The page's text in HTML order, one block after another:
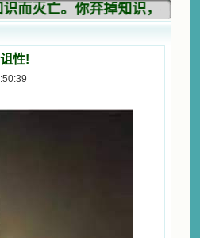
而灭亡。你弃掉知识，我也
性!